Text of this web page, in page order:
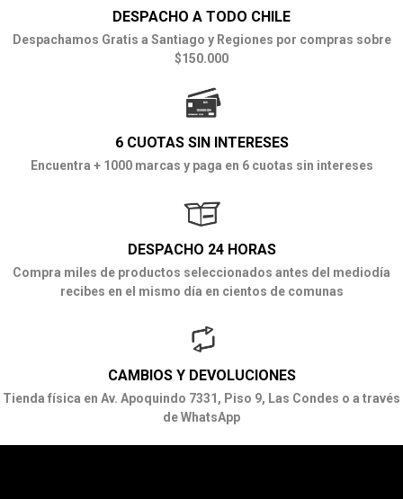
DESPACHO A TODO CHILE
Despachamos Gratis a Santiago y Regiones por compras sobre
$150.000
6 CUOTAS SIN INTERESES
Encuentra + 1000 marcas y paga en 6 cuotas sin intereses
DESPACHO 24 HORAS
Compra miles de productos seleccionados antes del mediodía
recibes en el mismo día en cientos de comunas
CAMBIOS Y DEVOLUCIONES
Tienda física en Av. Apoquindo 7331, Piso 9, Las Condes o a través
de WhatsApp